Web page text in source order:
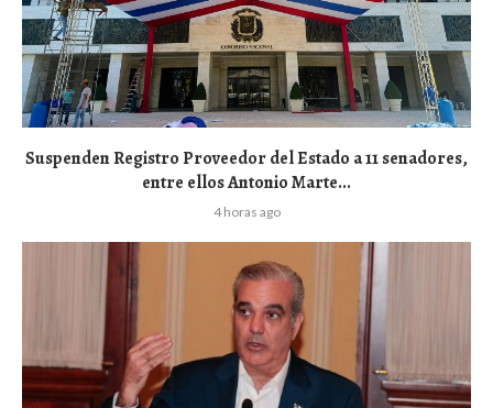
Suspenden Registro Proveedor del Estado a 11 senadores,
entre ellos Antonio Marte...
4 horas ago